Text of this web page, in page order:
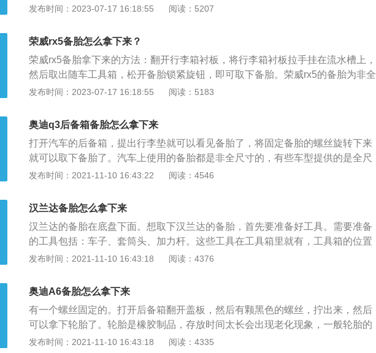
随之降落。此类备胎一般在MPV、七座城市SUV的车上比较常见。汽车备胎使用
延长，备胎也会出现老化现象；2、定期检测备胎，日常保养汽车时，需要及时
的对汽车备胎进行保养，在检查汽车备胎时，主要检查胎压和有无磨损和裂痕，
如果备胎有裂纹时建议及时处理或更换。
发布时间：2023-07-17 16:18:55 阅读：5207
荣威rx5备胎怎么拿下来？
荣威rx5备胎拿下来的方法：翻开行李箱衬板，将行李箱衬板拉手挂在流水槽上，
然后取出随车工具箱，松开备胎锁紧旋钮，即可取下备胎。荣威rx5的备胎为非全
尺寸轮胎，只能做临时代替使用，且只能用于非驱动轮，最高时速不能超过每小
719mm，轴距是2700mm，搭载2.0T和1.5T两款缸内中置直喷涡轮增压发动机。
发布时间：2023-07-17 16:18:55 阅读：5183
奥迪q3后备箱备胎怎么拿下来
打开汽车的后备箱，提出行李垫就可以看见备胎了，将固定备胎的螺丝旋转下来
就可以取下备胎了。汽车上使用的备胎都是非全尺寸的，有些车型提供的是全尺
寸的备胎，非全尺寸的备胎规格比较小，与汽车上的四条轮胎的规格是不同的，
四条轮胎的尺寸都是相同的，轮胎的性能和汽车原装的轮胎是相同的。汽车上的
备胎有三种形式，一种是悬挂式存放，很多都是用备胎框架固定，用螺旋杆或者
是用绞盘钢丝悬挂，这种放置方式很少出现在家用轿车上，大多数出现在货车或
者是卡车上。第二种形式就是放置在汽车的后备箱内部，把后备箱的护板拿下，
就看到了备胎的位置，这种备胎通常都是使用螺丝进行固定的。第三种就是越野
气，很多全尺寸SUV都将备胎放在汽车的尾部。
发布时间：2021-11-10 16:43:22 阅读：4546
汉兰达备胎怎么拿下来
汉兰达的备胎在底盘下面。想取下汉兰达的备胎，首先要准备好工具。需要准备
的工具包括：车子、套筒头、加力杆。这些工具在工具箱里就有，工具箱的位置
后备箱底部（把最后那块可以活动的盖板拿起来就能看到）。准备好所有的工具
以看到螺帽。2、找到固定备胎的螺帽（备胎是用一根螺杆固定在车子底盘上
的），将套筒头套在黑色洞的螺丝上。3、然后将加力杆，穿过套筒头中间的
洞。4、将加力杆逆时针旋转。5、备胎就掉下来了。6、再把备胎下面护板翘掉
就可以拿下了。截至2019年11月27日，汉兰达在售的最新车型是2018款，官方
指导价：23.98~32.58万元，共有16款车型在售，分为国五和国六两种排放标
发布时间：2021-11-10 16:43:18 阅读：4376
奥迪A6备胎怎么拿下来
有一个螺丝固定的。打开后备箱翻开盖板，然后有颗黑色的螺丝，拧出来，然后
可以拿下轮胎了。轮胎是橡胶制品，存放时间太长会出现老化现象，一般轮胎的
老化期为4年左右，因此，到4年之后就应该更换备胎。奥迪A6在外形设计方面，
发布时间：2021-11-10 16:43:18 阅读：4335